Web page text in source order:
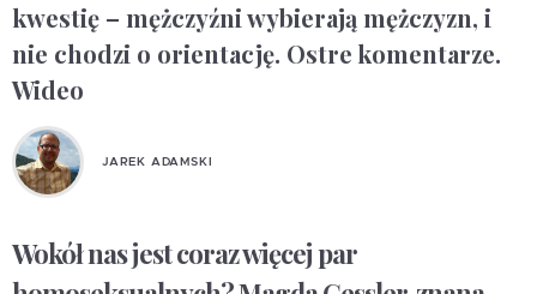
kwestię – mężczyźni wybierają mężczyzn, i
nie chodzi o orientację. Ostre komentarze.
Wideo
JAREK ADAMSKI
Wokół nas jest coraz więcej par